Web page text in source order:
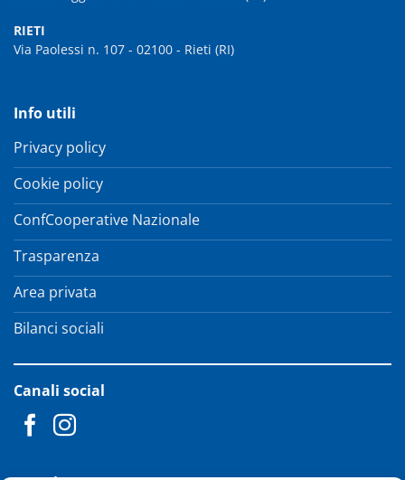
RIETI
Via Paolessi n. 107 - 02100 - Rieti (RI)
Info utili
Privacy policy
Cookie policy
ConfCooperative Nazionale
Trasparenza
Area privata
Bilanci sociali
Canali social